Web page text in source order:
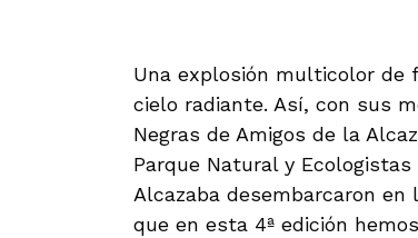
Una explosión multicolor de
cielo radiante. Así, con sus
Negras de Amigos de la
Parque Natural y
Alcazaba desembarcaron en
que en esta 4ª edición